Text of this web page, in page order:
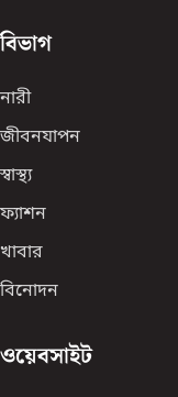
বিভাগ
নারী
জীবনযাপন
স্বাস্থ্য
ফ্যাশন
খাবার
বিনোদন
ওয়েবসাইট